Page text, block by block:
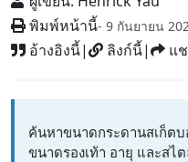
พิมพ์หน้านี้- 9 กันยายน
อ้างอิงนี้| ลิงก์นี้| แ
ค้นหาขนาดกระดานสเก็ต
ขนาดรองเท้า อายุ และสไ